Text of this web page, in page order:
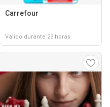
Carrefour
Válido durante 23 horas